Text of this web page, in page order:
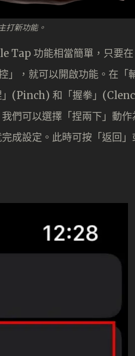
打新功能。
Tap 功能相當簡單，只要
」，就可以開啟功能。在「
」(Pinch) 和「握拳」
們可以選擇「捏兩下」動
成設定。此時可按「返回」